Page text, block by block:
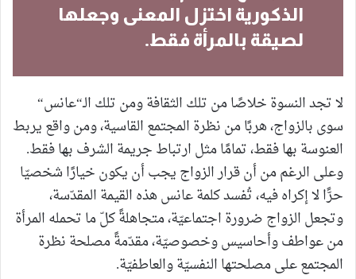
الذكورية اختزل المعنى وجعلها
لصيقة بالمرأة فقط.
لا تجد النسوة خلاصًا من تلك الثقافة ومن تلك الـ“عانس“
سوى بالزواج، هربًا من نظرة المجتمع القاسية، ومن واقع يربط
العنوسة بها فقط، تمامًا مثل ارتباط جريمة الشرف بها فقط.
وعلى الرغم من أن قرار الزواج يجب أن يكون خيارًا شخصيّا
حرًّا لا إكراه فيه، تُفسد كلمة عانس هذه القيمة المقدّسة،
وتجعل الزواج ضرورة اجتماعيّة، متجاهلةً كلّ ما تحمله المرأة
من عواطف وأحاسيس وخصوصيّة، مقدّمةً مصلحة نظرة
المجتمع على مصلحتها النفسيّة والعاطفيّة.